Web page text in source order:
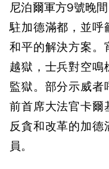
尼泊爾軍方9號晚
駐加德滿都，並呼
和平的解決方案。
越獄，士兵對空鳴
監獄。部分示威者
前首席大法官卡爾
反貪和改革的加德
員。